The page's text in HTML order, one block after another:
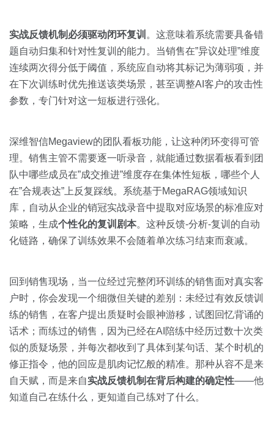
实战反馈机制必须驱动闭环复训 。这意味着系统需要具备错
题自动归集和针对性复训的能力。当销售在”异议处理”维度
连续两次得分低于阈值，系统应自动将其标记为薄弱项，并
在下次训练时优先推送该类场景，甚至调整AI客户的攻击性
参数，专门针对这一短板进行强化。
深维智信Megaview的团队看板功能，让这种闭环变得可管
理。销售主管不需要逐一听录音，就能通过数据看板看到团
队中哪些成员在”成交推进”维度存在集体性短板，哪些个人
在”合规表达”上反复踩线。系统基于MegaRAG领域知识
库，自动从企业的销冠实战录音中提取对应场景的标准应对
策略，生成个性化的复训剧本。这种反馈-分析-复训的自动
化链路，确保了训练效果不会随着单次练习结束而衰减。
回到销售现场，当一位经过完整闭环训练的销售面对真实客
户时，你会发现一个细微但关键的差别：未经过有效反馈训
练的销售，在客户提出质疑时会眼神游移，试图回忆背诵的
话术；而练过的销售，因为已经在AI陪练中经历过数十次类
似的质疑场景，并每次都收到了具体到某句话、某个时机的
修正指令，他的回应是肌肉记忆般的精准。那种从容不是来
自天赋，而是来自实战反馈机制在背后构建的确定性——他
知道自己在练什么，更知道自己练对了什么。